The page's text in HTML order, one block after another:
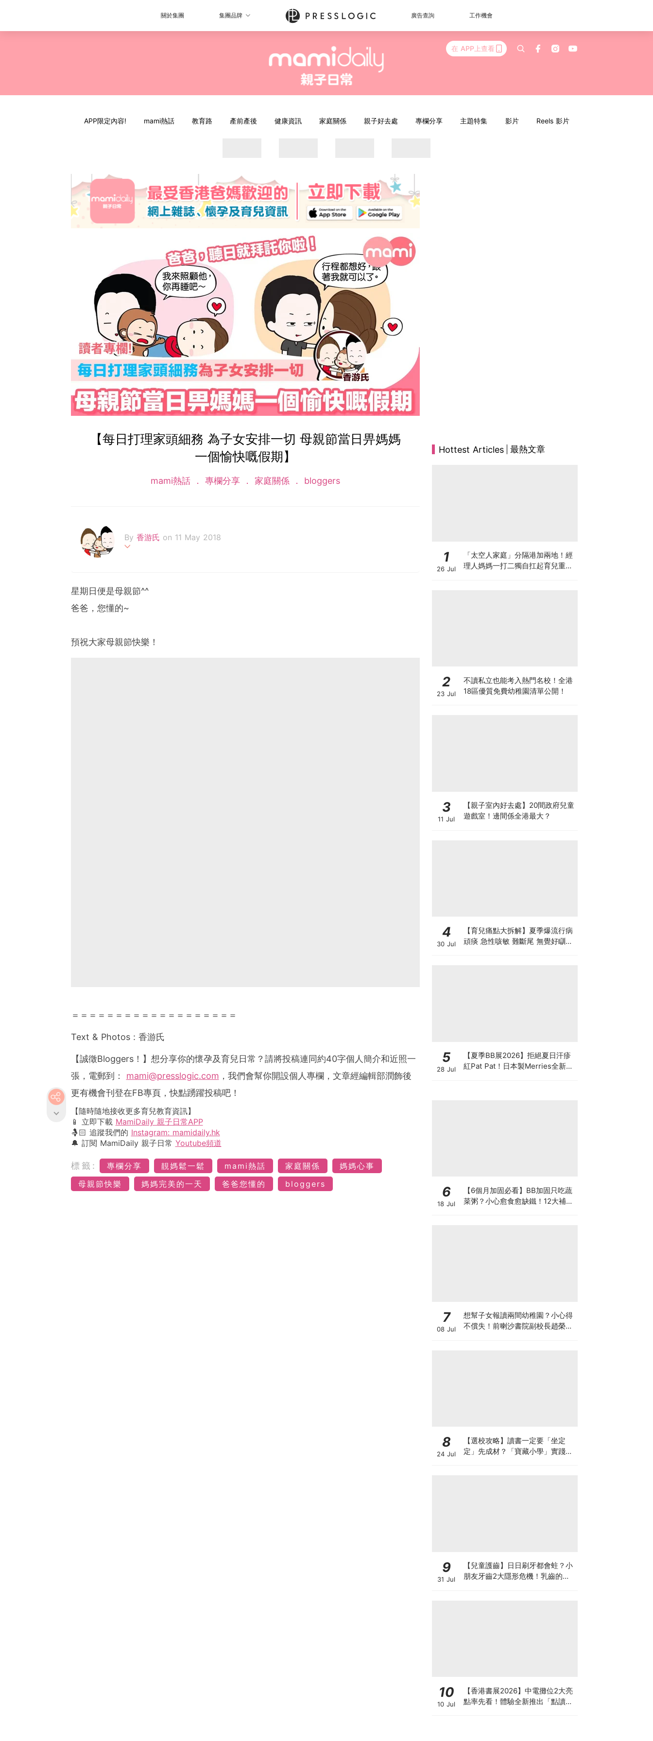
關於集團 集團品牌 廣告查詢 工作機會
在 APP上查看
APP限定內容! mami熱話 教育路 產前產後 健康資訊 家庭關係 親子好去處 專欄分享 主題特集 影片 Reels 影片
【每日打理家頭細務 為子女安排一切 母親節當日畀媽媽
一個愉快嘅假期】
mami熱話 專欄分享 家庭關係 bloggers
By 香游氏 on 11 May 2018
星期日便是母親節^^
爸爸，您懂的~
預祝大家母親節快樂！
＝＝＝＝＝＝＝＝＝＝＝＝＝＝＝＝＝＝＝
Text & Photos : 香游氏
【誠徵Bloggers！】想分享你的懷孕及育兒日常？請將投稿連同約40字個人簡介和近照一
張，電郵到：
mami@presslogic.com ，我們會幫你開設個人專欄，文章經編輯部潤飾後
更有機會刊登在FB專頁，快點踴躍投稿吧！
【隨時隨地接收更多育兒教育資訊】
📱 立即下載 MamiDaily 親子日常APP
🤱🏻 追蹤我們的 Instagram: mamidaily.hk
🔔 訂閱 MamiDaily 親子日常 Youtube頻道
標籤: 專欄分享 靚媽鬆一鬆 mami熱話 家庭關係
媽媽心事
母親節快樂
媽媽完美的一天 爸爸您懂的 bloggers
Hottest Articles 最熱文章
1
26 Jul
「太空人家庭」分隔港加兩地！經
理人媽媽一打二獨自扛起育兒重
2
23 Jul
不讀私立也能考入熱門名校！全港
18區優質免費幼稚園清單公開！
3
11 Jul
【親子室內好去處】20間政府兒童
遊戲室！邊間係全港最大？
4
30 Jul
【育兒痛點大拆解】夏季爆流行病
頑痰 急性咳敏 難斷尾 無覺好瞓？
5
28 Jul
【夏季BB展2026】拒絕夏日汗疹
紅Pat Pat！日本製Merries全新超
6
18 Jul
【6個月加固必看】BB加固只吃蔬
菜粥？小心愈食愈缺鐵！12大補鐵
7
08 Jul
想幫子女報讀兩間幼稚園？小心得
不償失！前喇沙書院副校長趙榮
8
24 Jul
【選校攻略】讀書一定要「坐定
定」先成材？「寶藏小學」實踐動
9
31 Jul
【兒童護齒】日日刷牙都會蛀？小
朋友牙齒2大隱形危機！乳齒的琺
10
10 Jul
【香港書展2026】中電攤位2大亮
點率先看！體驗全新推出「點讀故